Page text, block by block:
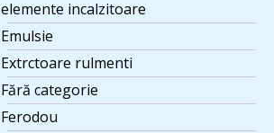
elemente incalzitoare
Emulsie
Extrctoare rulmenti
Fără categorie
Ferodou